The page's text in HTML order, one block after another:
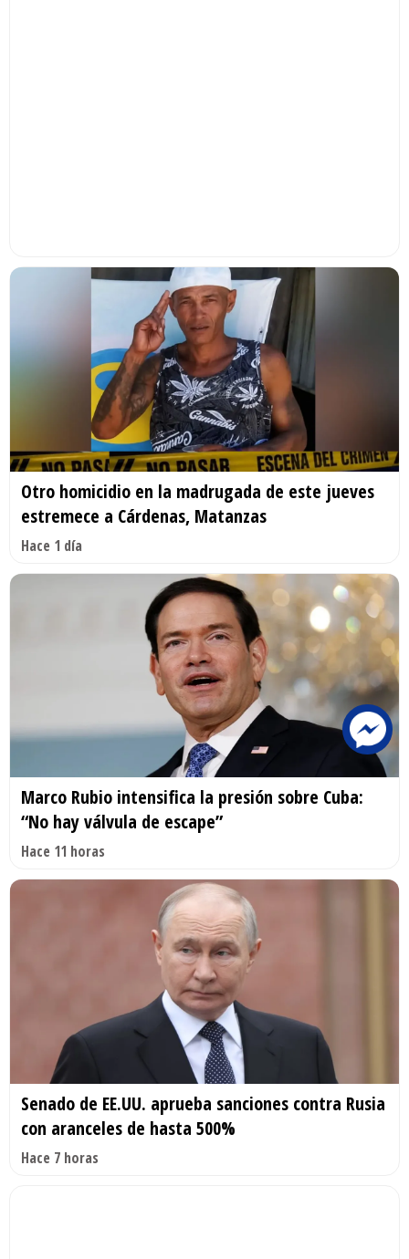
Otro homicidio en la madrugada de este jueves
estremece a Cárdenas, Matanzas
Hace 1 día
Marco Rubio intensifica la presión sobre Cuba:
“No hay válvula de escape”
Hace 11 horas
Senado de EE.UU. aprueba sanciones contra Rusia
con aranceles de hasta 500%
Hace 7 horas